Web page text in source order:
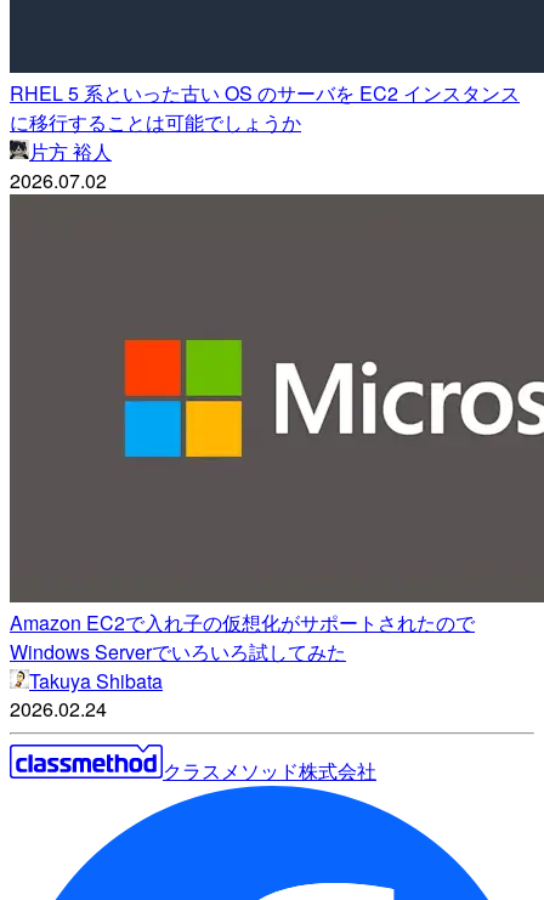
RHEL 5 系といった古い OS のサーバを EC2 インスタンス
に移行することは可能でしょうか
片方 裕人
2026.07.02
Amazon EC2で入れ子の仮想化がサポートされたので
Windows Serverでいろいろ試してみた
Takuya Shibata
2026.02.24
クラスメソッド株式会社